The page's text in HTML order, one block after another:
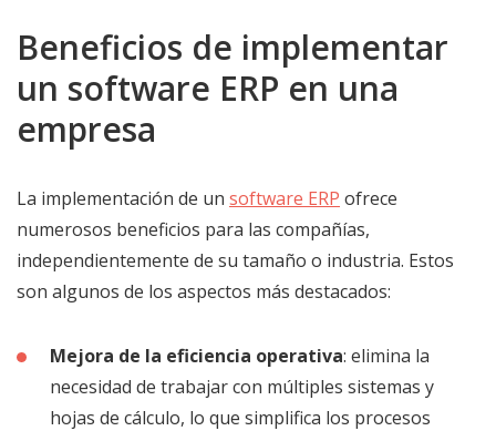
Beneficios de implementar
un software ERP en una
empresa
La implementación de un software ERP ofrece
numerosos beneficios para las compañías,
independientemente de su tamaño o industria. Estos
son algunos de los aspectos más destacados:
Mejora de la eficiencia operativa: elimina la
necesidad de trabajar con múltiples sistemas y
hojas de cálculo, lo que simplifica los procesos